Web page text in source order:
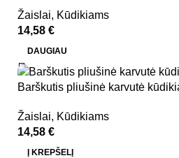
Žaislai, Kūdikiams
14,58 €
DAUGIAU
Barškutis pliušinė karvutė
Žaislai, Kūdikiams
14,58 €
Į KREPŠELĮ